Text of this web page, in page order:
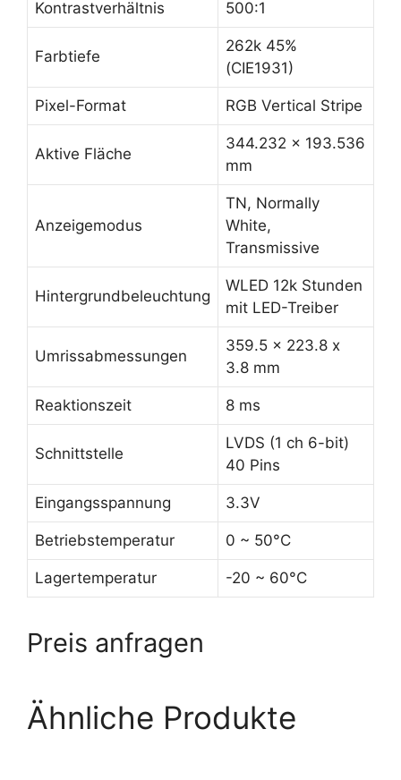
Kontrastverhältnis 500:1
Farbtiefe
262k 45%
(CIE1931)
Pixel-Format RGB Vertical Stripe
Aktive Fläche
344.232 x 193.536
mm
Anzeigemodus
TN, Normally
White,
Transmissive
Hintergrundbeleuchtung
WLED 12k Stunden
mit LED-Treiber
Umrissabmessungen
359.5 x 223.8 x
3.8 mm
Reaktionszeit 8 ms
Schnittstelle
LVDS (1 ch 6-bit)
40 Pins
Eingangsspannung 3.3V
Betriebstemperatur 0 ~ 50°C
Lagertemperatur -20 ~ 60°C
Preis anfragen
Ähnliche Produkte